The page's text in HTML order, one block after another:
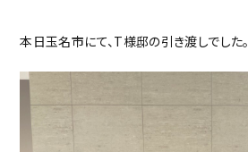
本日玉名市にて、T様邸の引き渡しでした。